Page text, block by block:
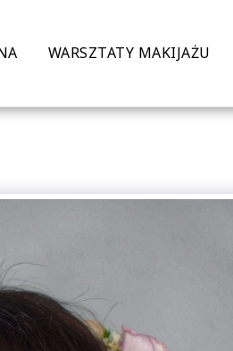
WARSZTATY MAKIJAŻU